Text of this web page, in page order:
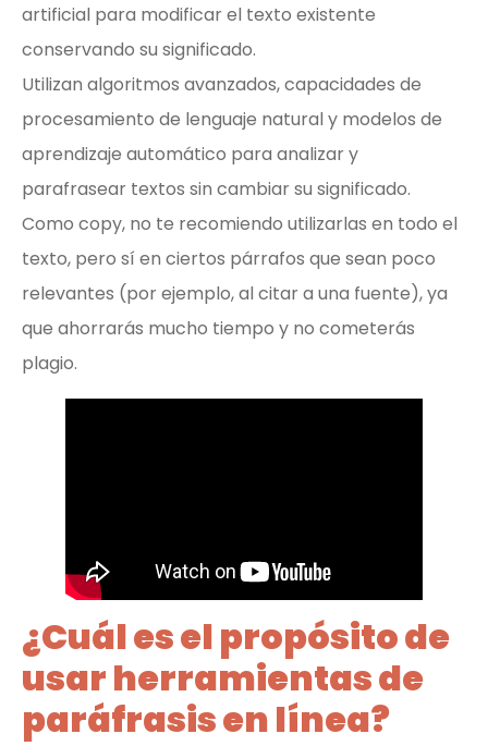
artificial para modificar el texto existente
conservando su significado.
Utilizan algoritmos avanzados, capacidades de
procesamiento de lenguaje natural y modelos de
aprendizaje automático para analizar y
parafrasear textos sin cambiar su significado.
Como copy, no te recomiendo utilizarlas en todo el
texto, pero sí en ciertos párrafos que sean poco
relevantes (por ejemplo, al citar a una fuente), ya
que ahorrarás mucho tiempo y no cometerás
plagio.
¿Cuál es el propósito de
usar herramientas de
paráfrasis en línea?